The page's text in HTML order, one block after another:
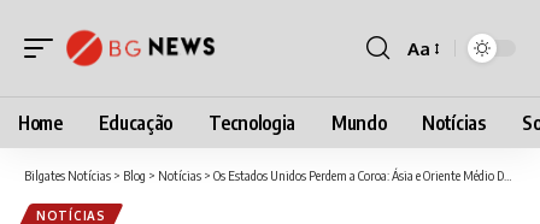
Font
Aa
Home Educação Tecnologia Mundo Notícias
Bilgates Notícias > Blog > Notícias > Os Estados Unidos Perdem a Coroa: Ásia e Oriente Médio Dominam os Arranha-Céus
NOTÍCIAS